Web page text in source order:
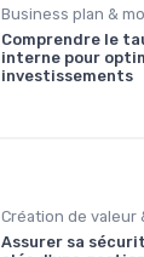
Comprendre le
interne pour
investissements
Assurer sa